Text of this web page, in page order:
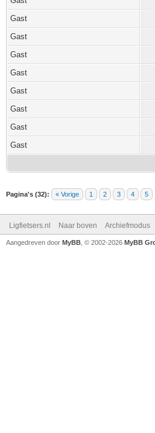
Gast
Gast
Gast
Gast
Gast
Gast
Gast
Gast
Pagina's (32): « Vorige 1 2 3 4 5
Ligfietsers.nl Naar boven Archiefmodus
Aangedreven door MyBB , © 2002-2026 MyBB